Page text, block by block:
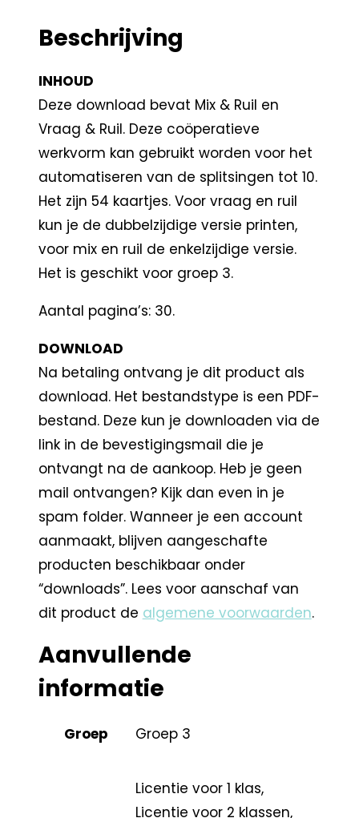
Beschrijving
INHOUD
Deze download bevat Mix & Ruil en
Vraag & Ruil. Deze coöperatieve
werkvorm kan gebruikt worden voor het
automatiseren van de splitsingen tot 10.
Het zijn 54 kaartjes. Voor vraag en ruil
kun je de dubbelzijdige versie printen,
voor mix en ruil de enkelzijdige versie.
Het is geschikt voor groep 3.
Aantal pagina’s: 30.
DOWNLOAD
Na betaling ontvang je dit product als
download. Het bestandstype is een PDF-
bestand. Deze kun je downloaden via de
link in de bevestigingsmail die je
ontvangt na de aankoop. Heb je geen
mail ontvangen? Kijk dan even in je
spam folder. Wanneer je een account
aanmaakt, blijven aangeschafte
producten beschikbaar onder
“downloads”. Lees voor aanschaf van
dit product de algemene voorwaarden.
Aanvullende
informatie
Groep Groep 3
Licentie voor 1 klas,
Licentie voor 2 klassen,